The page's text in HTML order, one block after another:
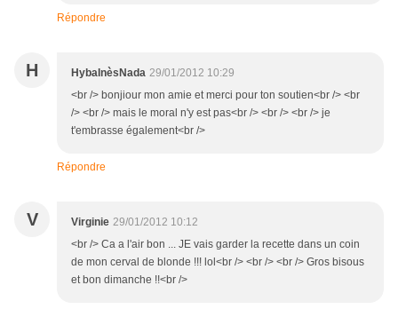
Répondre
H HybaInèsNada 29/01/2012 10:29
<br /> bonjiour mon amie et merci pour ton soutien<br /> <br
/> <br /> mais le moral n'y est pas<br /> <br /> <br /> je
t'embrasse également<br />
Répondre
V Virginie 29/01/2012 10:12
<br /> Ca a l'air bon ... JE vais garder la recette dans un coin
de mon cerval de blonde !!! lol<br /> <br /> <br /> Gros bisous
et bon dimanche !!<br />